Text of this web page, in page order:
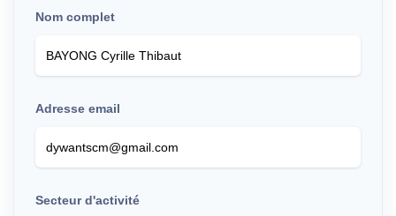
Nom complet
Adresse email
Secteur d'activité